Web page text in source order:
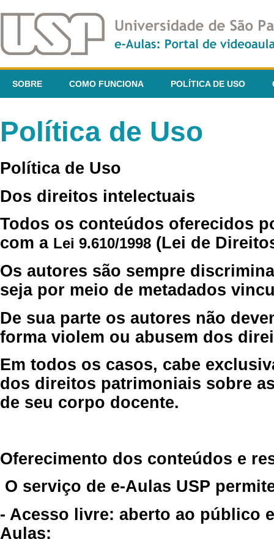
SOBRE COMO FUNCIONA POLÍTICA DE USO
Política de Uso
Política de Uso
Dos direitos intelectuais
Todos os conteúdos oferecidos
com a Lei 9.610/1998 (Lei de
Os autores são sempre
seja por meio de metadados
De sua parte os autores não
forma violem ou abusem dos
Em todos os casos, cabe
dos direitos patrimoniais sobre
de seu corpo docente.
Oferecimento dos conteúdos e
O serviço de e-Aulas USP
- Acesso livre: aberto ao público
Aulas;